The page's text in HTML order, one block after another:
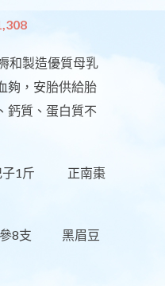
和製造優質母乳
夠，安胎供給胎
鈣質、蛋白質不
子1斤 正南棗
支 黑眉豆